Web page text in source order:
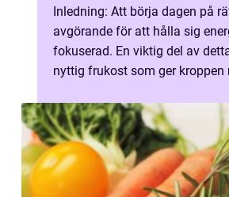
Inledning: Att börja dagen på
avgörande för att hålla sig
fokuserad. En viktig del av
nyttig frukost som ger kroppen